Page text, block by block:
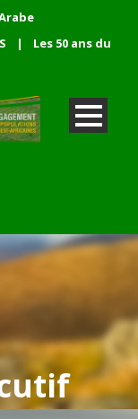
|
Les 50 ans du